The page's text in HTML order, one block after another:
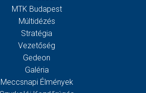
MTK Budapest
Múltidézés
Stratégia
Vezetőség
Gedeon
Galéria
Meccsnapi Élmények